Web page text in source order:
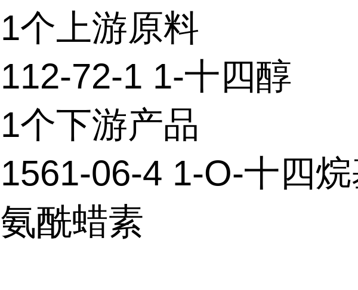
1个上游原料
112-72-1 1-十四醇
1个下游产品
1561-06-4 1-O-十四
氨酰蜡素